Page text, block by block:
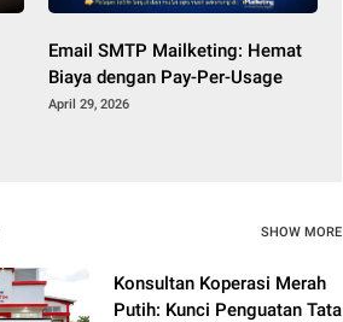
Email SMTP Mailketing: Hemat
Biaya dengan Pay-Per-Usage
April 29, 2026
SHOW MORE
Konsultan Koperasi Merah
Putih: Kunci Penguatan Tata